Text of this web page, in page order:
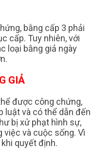
bằng cấp 3 phải
cấp. Tuy nhiên, với
loại bằng giả ngày
GIẢ
được công chứng,
luật và có thể dẫn đến
bị xử phạt hình sự,
việc và cuộc sống. Vì
quyết định.